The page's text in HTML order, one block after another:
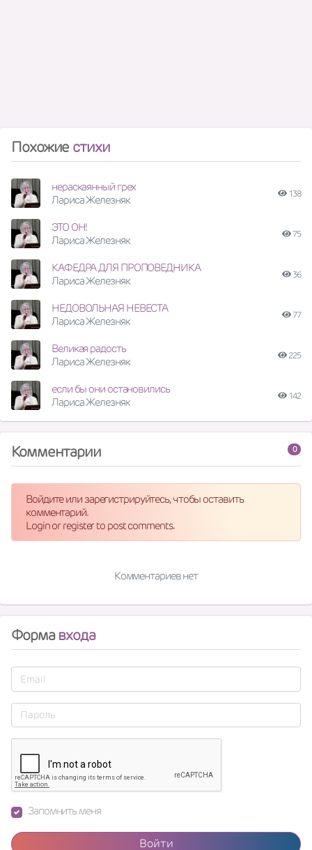
Похожие стихи
нераскаянный грех
Лариса Железняк
138
ЭТО ОН!
Лариса Железняк
75
КАФЕДРА ДЛЯ ПРОПОВЕДНИКА
Лариса Железняк
36
НЕДОВОЛЬНАЯ НЕВЕСТА
Лариса Железняк
77
Великая радость
Лариса Железняк
225
если бы они остановились
Лариса Железняк
142
0
Комментарии
Войдите или зарегистрируйтесь, чтобы оставить
комментарий.
Login or register to post comments.
Комментариев нет
Формавхода
Запомнить меня
Войти